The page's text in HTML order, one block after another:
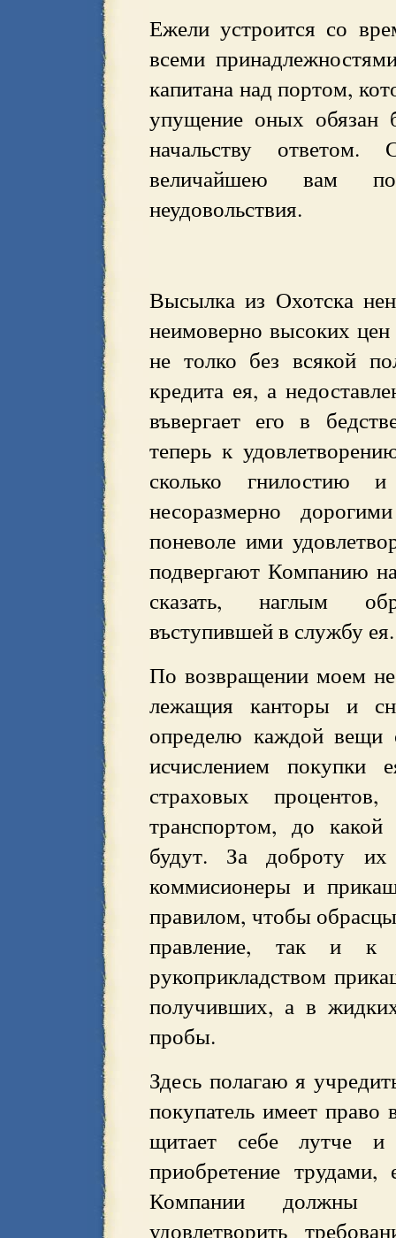
Ежели устроится со
всеми
капитана над портом,
упущение оных обязан
начальству
величайшею вам
неудовольствия.
Высылка из Охотска
неимоверно высоких
не толко без всякой
кредита ея, а
въвергает его в
теперь к
сколько гнилостию
несоразмерно
поневоле ими
подвергают Компанию
сказать, наглым
въступившей в службу ея.
По возвращении моем
лежащия канторы и
определю каждой
исчислением покупки
страховых
транспортом, до
будут. За доброту их
коммисионеры и
правилом, чтобы
правление, так и к
рукоприкладством
получивших, а в
пробы.
Здесь полагаю я
покупатель имеет право
щитает себе лутче
приобретение
Компании должны
удовлетворить